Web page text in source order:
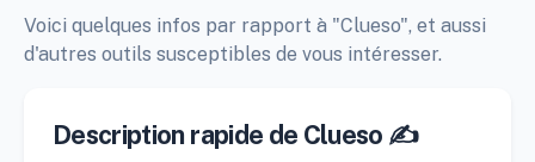
Voici quelques infos par rapport à "Clueso", et aussi
d'autres outils susceptibles de vous intéresser.
Description rapide de Clueso ✍️